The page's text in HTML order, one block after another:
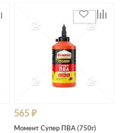
565 ₽
Момент Супер ПВА (750г)